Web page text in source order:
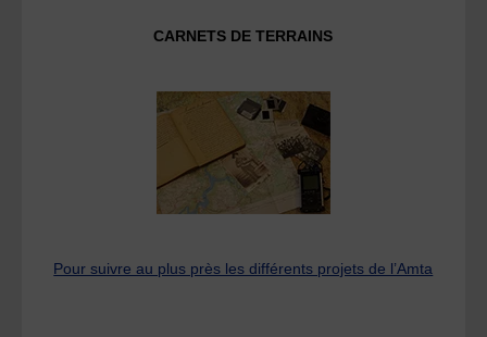
CARNETS DE TERRAINS
Pour suivre au plus près les différents projets de l’Amta